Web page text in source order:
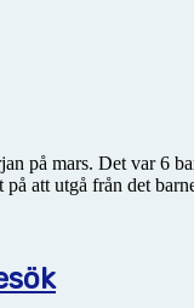
på mars. Det var 6
att utgå från det